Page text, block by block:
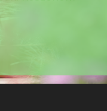
ad, amire most
is nagyon jó.”